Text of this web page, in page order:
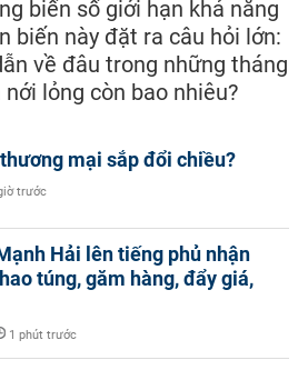
biến số giới hạn khả năng
biến này đặt ra câu hỏi lớn:
về đâu trong những tháng
lỏng còn bao nhiêu?
mại sắp đổi chiều?
trước
Hải lên tiếng phủ nhận
túng, găm hàng, đẩy giá,
1 phút trước